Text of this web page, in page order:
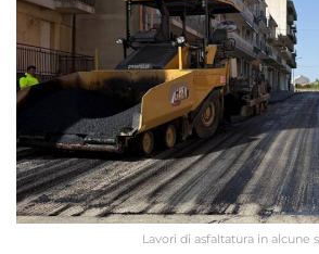
Lavori di asfaltatura in alcune